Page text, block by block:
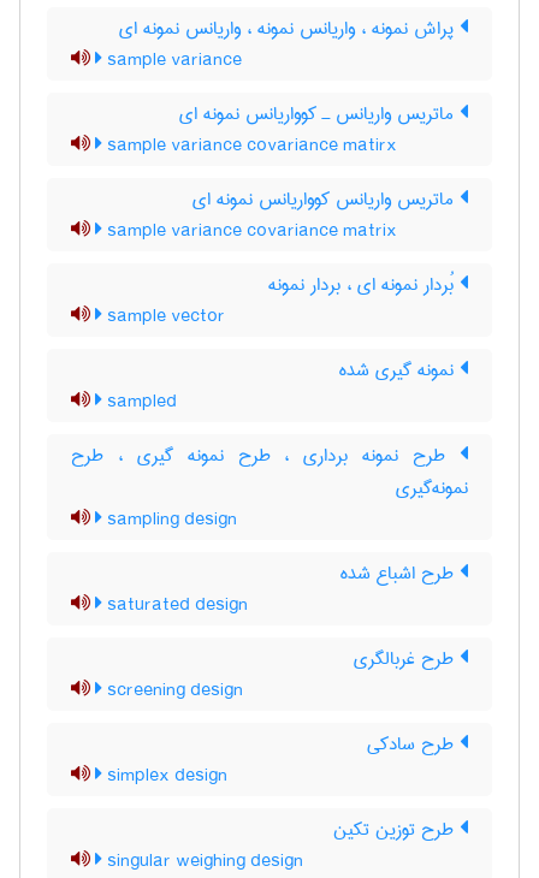
پراش نمونه ، واریانس نمونه ، واریانس نمونه ای
sample variance
ماتریس واریانس ـ کوواریانس نمونه ای
sample variance covariance matirx
ماتریس واریانس کوواریانس نمونه ای
sample variance covariance matrix
بُردار نمونه ای ، بردار نمونه
sample vector
نمونه گیری شده
sampled
طرح نمونه برداری ، طرح نمونه گیری ، طرح
نمونه‌گیری
sampling design
طرح اشباع شده
saturated design
طرح غربالگری
screening design
طرح سادکی
simplex design
طرح توزین تکین
singular weighing design